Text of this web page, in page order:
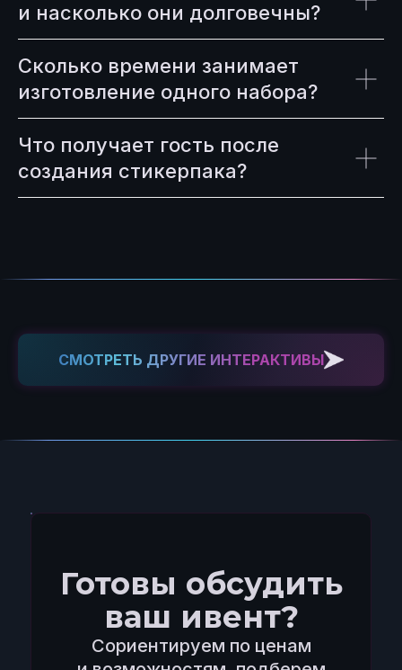
и насколько они долговечны?
Сколько времени занимает
изготовление одного набора?
Что получает гость после
создания стикерпака?
СМОТРЕТЬ ДРУГИЕ ИНТЕРАКТИВЫ
Готовы обсудить
ваш ивент?
Сориентируем по ценам